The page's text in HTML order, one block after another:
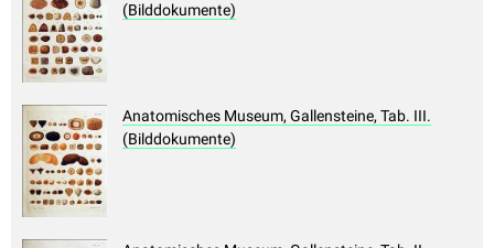
(Bilddokumente)
Anatomisches Museum, Gallensteine, Tab. III.
(Bilddokumente)